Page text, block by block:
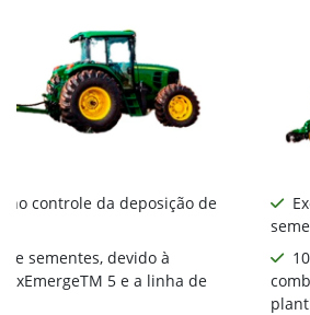
no controle da deposição de
sementes, devido à
5 e a linha de